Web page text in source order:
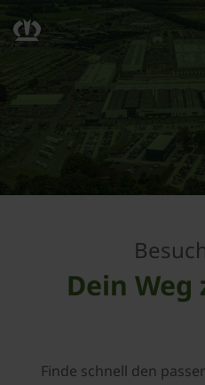
Dein Weg
Finde schnell den